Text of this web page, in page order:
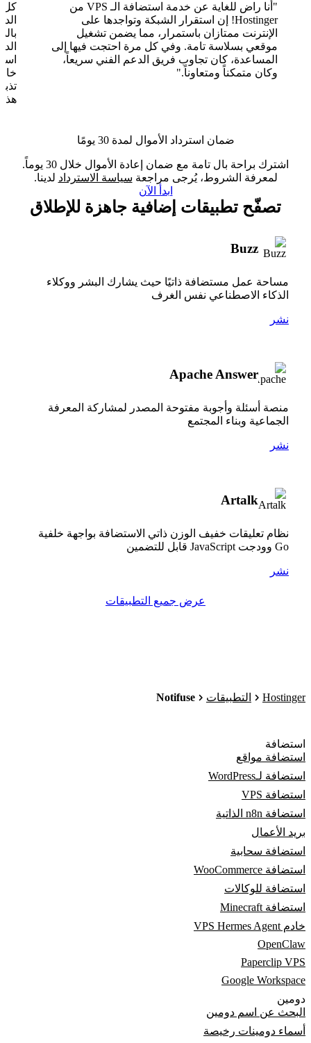
"أنا راض للغاية عن خدمة استضافة الـ VPS من
Hostinger! إن استقرار الشبكة وتواجدها على
الإنترنت ممتازان باستمرار، مما يضمن تشغيل
موقعي بسلاسة تامة. وفي كل مرة احتجت فيها إلى
المساعدة، كان تجاوب فريق الدعم الفني سريعاً،
وكان متمكناً ومتعاوناً."
هذا
ضمان استرداد الأموال لمدة 30 يومًا
اشترك براحة بال تامة مع ضمان إعادة الأموال خلال 30 يوماً.
لمعرفة الشروط، يُرجى مراجعة سياسة الاسترداد لدينا.
ابدأ الآن
تصفّح تطبيقات إضافية جاهزة للإطلاق
Buzz
مساحة عمل مستضافة ذاتيًا حيث يشارك البشر ووكلاء
الذكاء الاصطناعي نفس الغرف
نشر
Apache Answer
منصة أسئلة وأجوبة مفتوحة المصدر لمشاركة المعرفة
الجماعية وبناء المجتمع
نشر
Artalk
نظام تعليقات خفيف الوزن ذاتي الاستضافة بواجهة خلفية
Go وودجت JavaScript قابل للتضمين
نشر
عرض جميع التطبيقات
Hostinger التطبيقات Notifuse
استضافة
استضافة مواقع
استضافة لـWordPress
استضافة VPS
استضافة n8n الذاتية
بريد الأعمال
استضافة سحابية
استضافة WooCommerce
استضافة للوكالات
استضافة Minecraft
خادم VPS Hermes Agent
OpenClaw
Paperclip VPS
Google Workspace
دومين
البحث عن اسم دومين
أسماء دومينات رخيصة